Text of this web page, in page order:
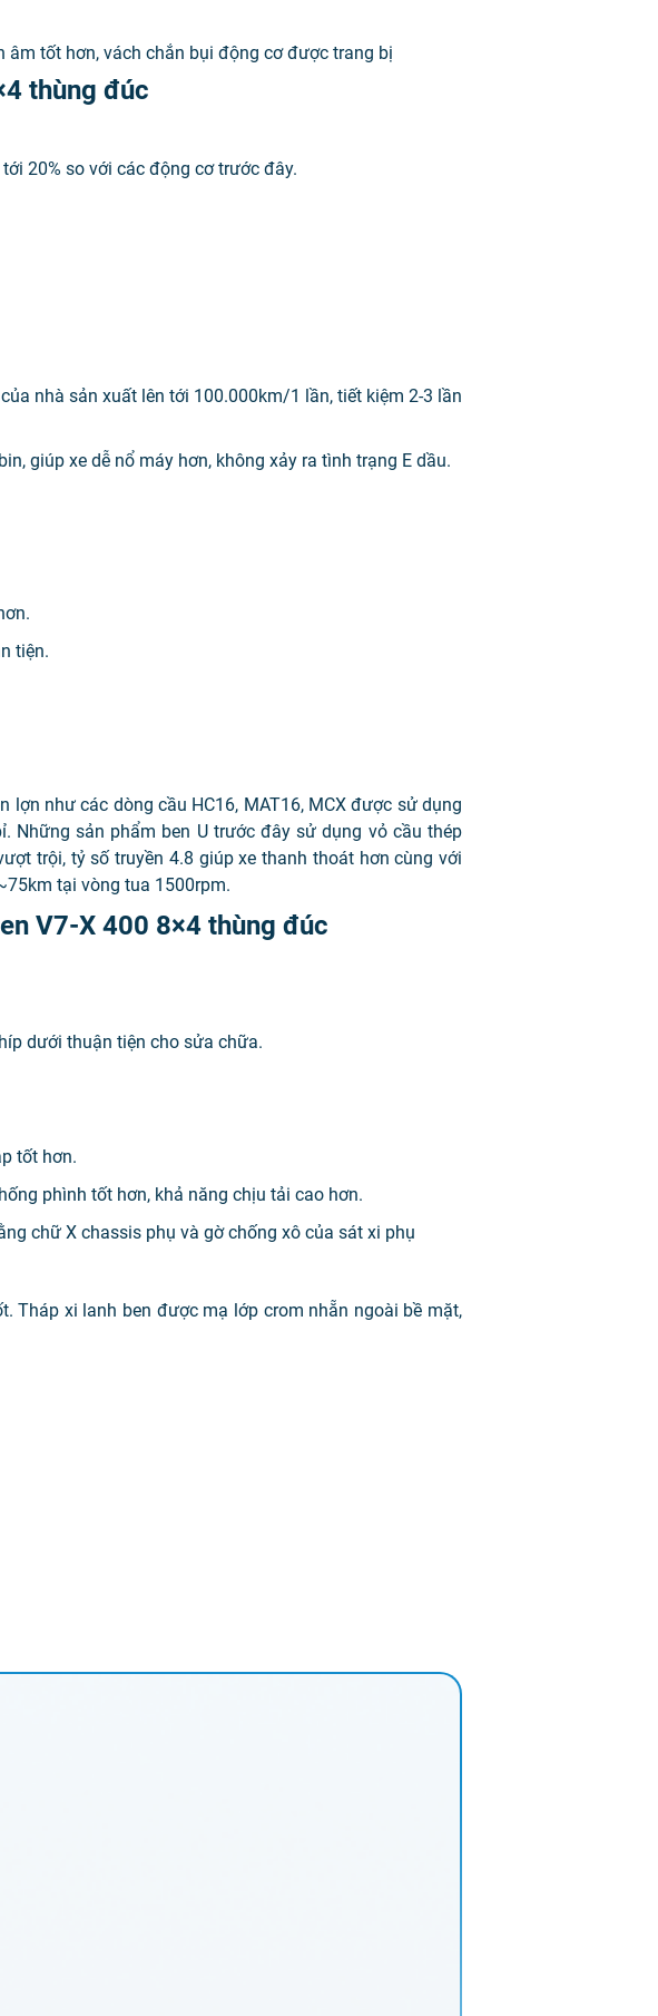
tốt hơn, vách chắn bụi động cơ được trang bị
thùng đúc
20% so với các động cơ trước đây.
nhà sản xuất lên tới 100.000km/1 lần, tiết kiệm 2-3 lần
giúp xe dễ nổ máy hơn, không xảy ra tình trạng E dầu.
tiện.
lợn như các dòng cầu HC16, MAT16, MCX được sử dụng
Những sản phẩm ben U trước đây sử dụng vỏ cầu thép
trội, tỷ số truyền 4.8 giúp xe thanh thoát hơn cùng với
tại vòng tua 1500rpm.
V7-X 400 8×4 thùng đúc
dưới thuận tiện cho sửa chữa.
tốt hơn.
phình tốt hơn, khả năng chịu tải cao hơn.
chữ X chassis phụ và gờ chống xô của sát xi phụ
Tháp xi lanh ben được mạ lớp crom nhẵn ngoài bề mặt,